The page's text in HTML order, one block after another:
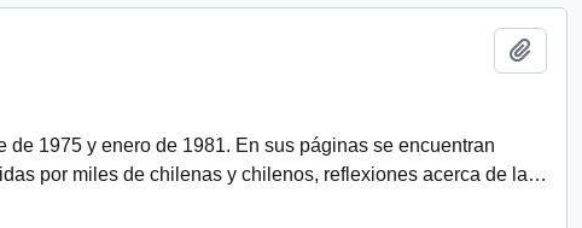
1975 y enero de 1981. En sus páginas se encuentran
por miles de chilenas y chilenos, reflexiones acerca de la…